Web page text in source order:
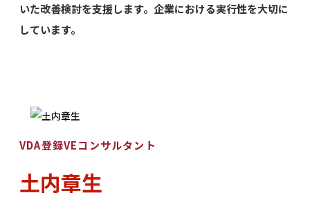
いた改善検討を支援します。企業における実行性を大切に
しています。
VDA登録VEコンサルタント
土内章生